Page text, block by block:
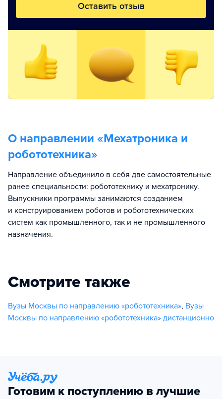
Оставить отзыв
О направлении «Мехатроника и
робототехника»
Направление объединило в себя две самостоятельные
ранее специальности: робототехнику и мехатронику.
Выпускники программы занимаются созданием
и конструированием роботов и робототехнических
систем как промышленного, так и не промышленного
назначения.
Смотрите также
Вузы Москвы по направлению «робототехника», Вузы
Москвы по направлению «робототехника» дистанционно
Готовим к поступлению в лучшие